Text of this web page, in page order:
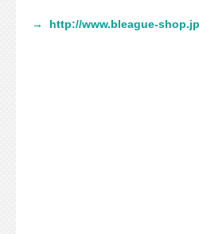
→ http://www.bleague-